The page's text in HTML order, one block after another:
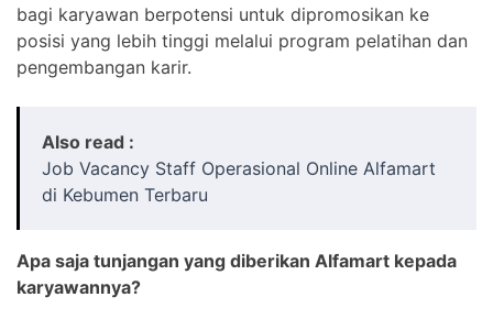
bagi karyawan berpotensi untuk dipromosikan ke
posisi yang lebih tinggi melalui program pelatihan dan
pengembangan karir.
Also read :
Job Vacancy Staff Operasional Online Alfamart
di Kebumen Terbaru
Apa saja tunjangan yang diberikan Alfamart kepada
karyawannya?